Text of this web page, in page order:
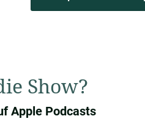
Astrologie? Also wo?Wo
nach ja.
wurde viel ausgenutzt,
Show?
Apple Podcasts